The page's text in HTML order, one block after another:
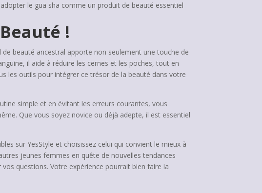
le gua sha comme un produit de beauté essentiel
!
beauté ancestral apporte non seulement une touche de
il aide à réduire les cernes et les poches, tout en
les outils pour intégrer ce trésor de la beauté dans votre
simple et en évitant les erreurs courantes, vous
Que vous soyez novice ou déjà adepte, il est essentiel
sur YesStyle et choisissez celui qui convient le mieux à
jeunes femmes en quête de nouvelles tendances
questions. Votre expérience pourrait bien faire la